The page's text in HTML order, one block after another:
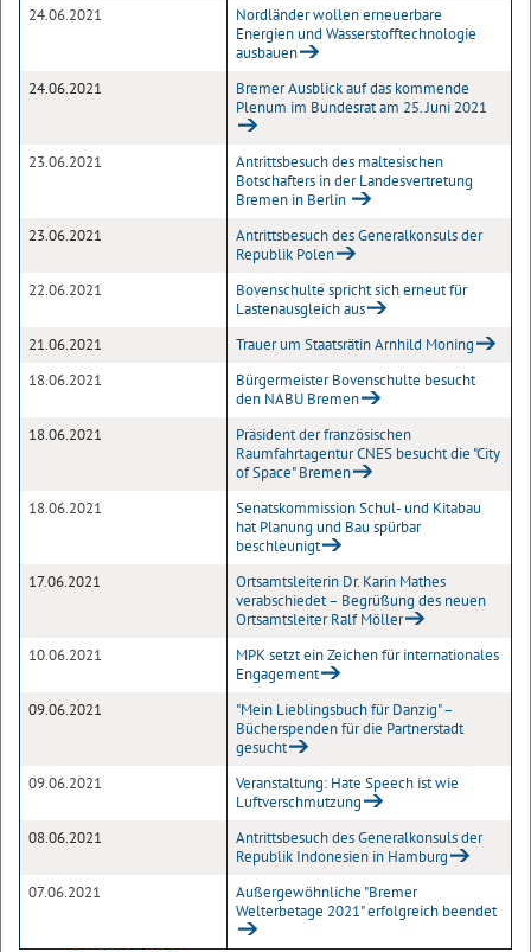
24.06.2021
Nordländer wollen erneuerbare
Energien und Wasserstofftechnologie
ausbauen
24.06.2021
Bremer Ausblick auf das kommende
Plenum im Bundesrat am 25. Juni 2021
23.06.2021
Antrittsbesuch des maltesischen
Botschafters in der Landesvertretung
Bremen in Berlin
23.06.2021
Antrittsbesuch des Generalkonsuls der
Republik Polen
22.06.2021
Bovenschulte spricht sich erneut für
Lastenausgleich aus
21.06.2021
Trauer um Staatsrätin Arnhild Moning
18.06.2021
Bürgermeister Bovenschulte besucht
den NABU Bremen
18.06.2021
Präsident der französischen
Raumfahrtagentur CNES besucht die "City
of Space" Bremen
18.06.2021
Senatskommission Schul- und Kitabau
hat Planung und Bau spürbar
beschleunigt
17.06.2021
Ortsamtsleiterin Dr. Karin Mathes
verabschiedet – Begrüßung des neuen
Ortsamtsleiter Ralf Möller
10.06.2021
MPK setzt ein Zeichen für internationales
Engagement
09.06.2021
"Mein Lieblingsbuch für Danzig" –
Bücherspenden für die Partnerstadt
gesucht
09.06.2021
Veranstaltung: Hate Speech ist wie
Luftverschmutzung
08.06.2021
Antrittsbesuch des Generalkonsuls der
Republik Indonesien in Hamburg
07.06.2021
Außergewöhnliche "Bremer
Welterbetage 2021" erfolgreich beendet